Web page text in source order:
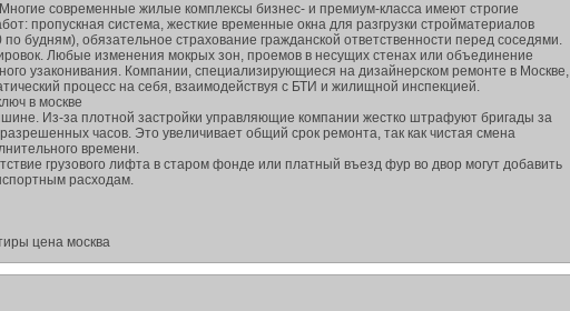
современные жилые комплексы бизнес- и премиум-класса имеют строгие
пропускная система, жесткие временные окна для разгрузки стройматериалов
будням), обязательное страхование гражданской ответственности перед соседями.
Любые изменения мокрых зон, проемов в несущих стенах или объединение
узаконивания. Компании, специализирующиеся на дизайнерском ремонте в Москве,
процесс на себя, взаимодействуя с БТИ и жилищной инспекцией.
в москве
Из-за плотной застройки управляющие компании жестко штрафуют бригады за
часов. Это увеличивает общий срок ремонта, так как чистая смена
времени.
грузового лифта в старом фонде или платный въезд фур во двор могут добавить
расходам.
цена москва